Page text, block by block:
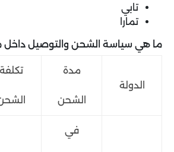
تابي
تمارا
ما هي سياسة الشحن والتوصيل داخل
الدولة
مدة
الشحن
تكلفة
في